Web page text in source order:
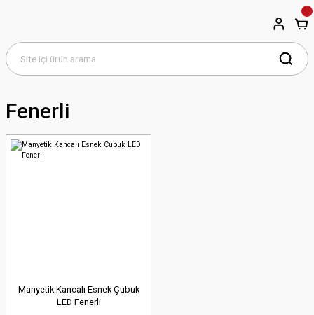
Fenerli
Manyetik Kancalı Esnek Çubuk
LED Fenerli